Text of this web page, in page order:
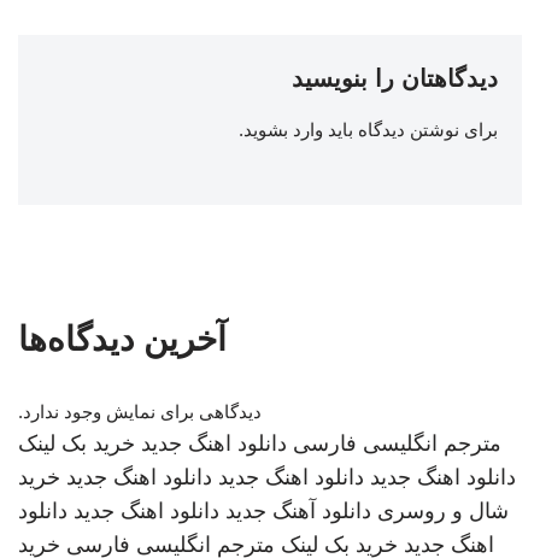
دیدگاهتان را بنویسید
برای نوشتن دیدگاه باید وارد بشوید.
آخرین دیدگاه‌ها
دیدگاهی برای نمایش وجود ندارد.
مترجم انگلیسی فارسی دانلود اهنگ جدید خرید بک لینک
دانلود اهنگ جدید دانلود اهنگ جدید دانلود اهنگ جدید خرید
شال و روسری دانلود آهنگ جدید دانلود اهنگ جدید دانلود
اهنگ جدید خرید بک لینک مترجم انگلیسی فارسی خرید